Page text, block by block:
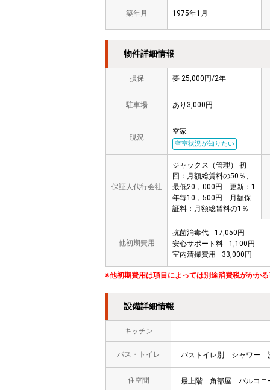
築年月 1975年1月
物件詳細情報
損保 要 25,000円/2年
駐車場 あり3,000円
現況
空家
空室状況が知りたい
保証人代行会社
ジャックス（管理） 初
回：月額総賃料の50％、
最低20，000円 更新：1
年毎10，500円 月額保
証料：月額総賃料の1％
他初期費用
抗菌消毒代
17,050円
安心サポート料
1,100円
室内清掃費用
33,000円
※他初期費用は項目によっては別途消費税がかか
設備詳細情報
キッチン
バス・トイレ バストイレ別 シャワー
住空間 最上階 角部屋 バルコニ